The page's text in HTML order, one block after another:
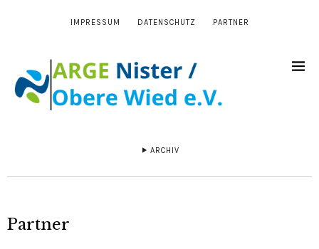
IMPRESSUM DATENSCHUTZ PARTNER
ARCHIV
Partner